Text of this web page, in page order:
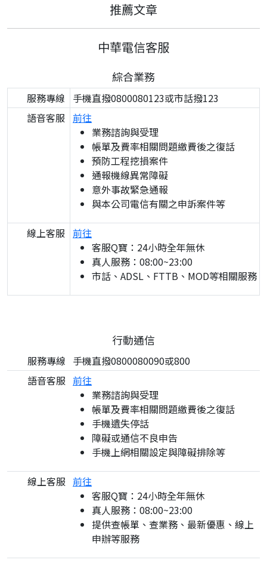
推薦文章
中華電信客服
綜合業務
服務專線
手機直撥0800080123或市話撥123
語音客服 前往
業務諮詢與受理
帳單及費率相關問題繳費後之復話
預防工程挖損案件
通報機線異常障礙
意外事故緊急通報
與本公司電信有關之申訴案件等
線上客服 前往
客服Q寶：24小時全年無休
真人服務：08:00~23:00
市話、ADSL、FTTB、MOD等相關服務
行動通信
服務專線 手機直撥0800080090或800
語音客服 前往
業務諮詢與受理
帳單及費率相關問題繳費後之復話
手機遺失停話
障礙或通信不良申告
手機上網相關設定與障礙排除等
線上客服 前往
客服Q寶：24小時全年無休
真人服務：08:00~23:00
提供查帳單、查業務、最新優惠、線上
申辦等服務